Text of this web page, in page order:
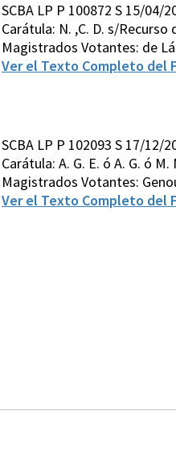
SCBA LP P 100872 S 15/04/
Carátula: N. ,C. D. s/Recurso
Magistrados Votantes: de
Ver el Texto Completo del
SCBA LP P 102093 S 17/12/
Carátula: A. G. E. ó A. G. ó
Magistrados Votantes:
Ver el Texto Completo del